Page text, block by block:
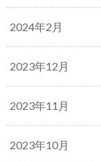
2024年2月
2023年12月
2023年11月
2023年10月